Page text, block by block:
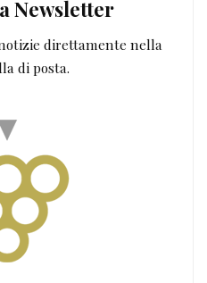
Newsletter
direttamente nella
di posta.